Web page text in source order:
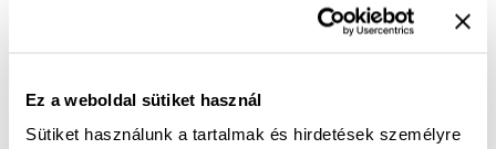
Ez a weboldal sütiket használ
Sütiket használunk a tartalmak és hirdetések személyre